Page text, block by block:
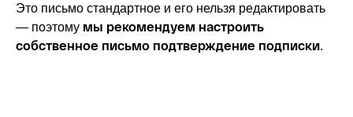
Это письмо стандартное и его нельзя редактировать
— поэтому мы рекомендуем настроить
собственное письмо подтверждение подписки.